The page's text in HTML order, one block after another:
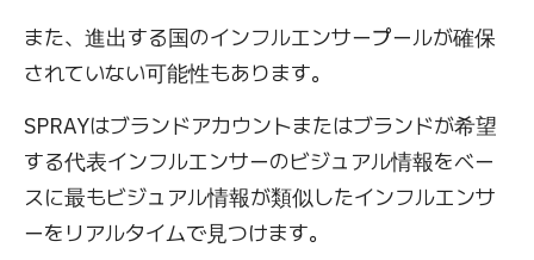
また、進出する国のインフルエンサープールが確保
されていない可能性もあります。
SPRAYはブランドアカウントまたはブランドが希望
する代表インフルエンサーのビジュアル情報をベー
スに最もビジュアル情報が類似したインフルエンサ
ーをリアルタイムで見つけます。